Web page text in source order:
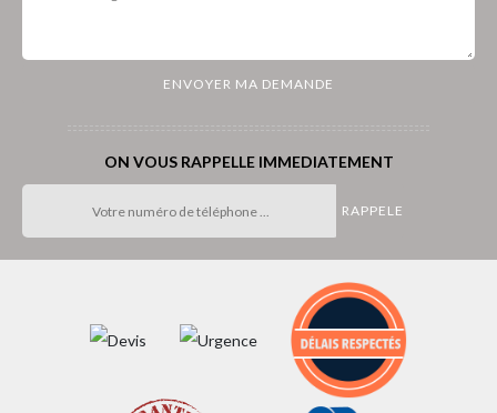
ON VOUS RAPPELLE IMMEDIATEMENT